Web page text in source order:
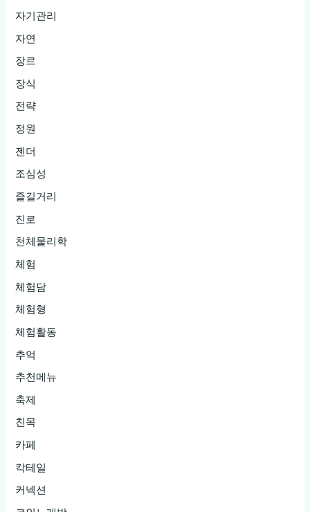
자기관리
자연
장르
장식
전략
정원
젠더
조심성
즐길거리
진로
천체물리학
체험
체험담
체험형
체험활동
추억
추천메뉴
축제
친목
카페
칵테일
커넥션